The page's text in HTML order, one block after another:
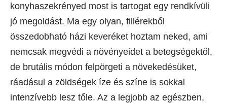
konyhaszekrényed most is tartogat egy rendkívüli
jó megoldást. Ma egy olyan, fillérekből
összedobható házi keveréket hoztam neked, ami
nemcsak megvédi a növényeidet a betegségektől,
de brutális módon felpörgeti a növekedésüket,
ráadásul a zöldségek íze és színe is sokkal
intenzívebb lesz tőle. Az a legjobb az egészben,